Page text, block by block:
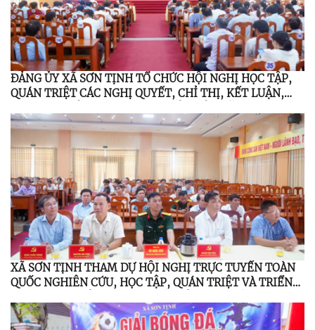
ĐẢNG ỦY XÃ SƠN TỊNH TỔ CHỨC HỘI NGHỊ HỌC TẬP,
QUÁN TRIỆT CÁC NGHỊ QUYẾT, CHỈ THỊ, KẾT LUẬN,
XÃ SƠN TỊNH THAM DỰ HỘI NGHỊ TRỰC TUYẾN TOÀN
QUỐC NGHIÊN CỨU, HỌC TẬP, QUÁN TRIỆT VÀ TRIỂN
BAN CHẤP HÀNH TRUNG ƯƠNG ĐẢNG KHÓA XIV